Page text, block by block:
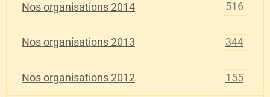
Nos organisations 2014 516
Nos organisations 2013 344
Nos organisations 2012 155